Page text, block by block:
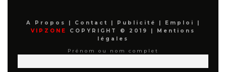
A Propos | Contact | Publicité | Emploi
|
VIPZONE
COPYRIGHT © 2019 |
Mentions
légales
Prénom ou nom complet